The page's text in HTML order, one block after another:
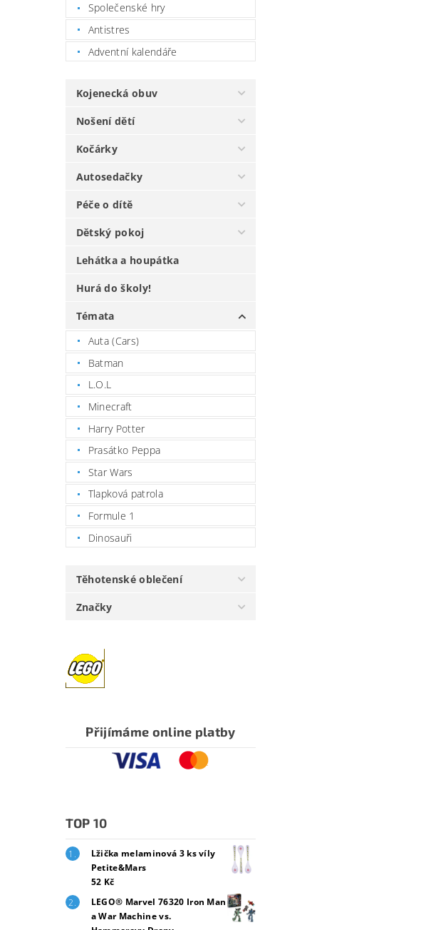
Společenské hry
Antistres
Adventní kalendáře
Kojenecká obuv
Nošení dětí
Kočárky
Autosedačky
Péče o dítě
Dětský pokoj
Lehátka a houpátka
Hurá do školy!
Témata
Auta (Cars)
Batman
L.O.L
Minecraft
Harry Potter
Prasátko Peppa
Star Wars
Tlapková patrola
Formule 1
Dinosauři
Těhotenské oblečení
Značky
Přijímáme online platby
TOP 10
Lžička melaminová 3 ks víly
Petite&Mars
52 Kč
LEGO® Marvel 76320 Iron Man
a War Machine vs.